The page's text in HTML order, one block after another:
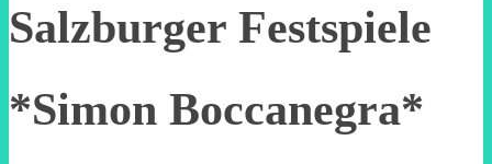
Salzburger Festspiele
*Simon Boccanegra*